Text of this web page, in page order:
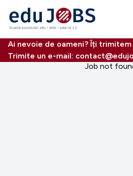
Ai nevoie de oameni? Îți
Trimite un e-mail:
Job not